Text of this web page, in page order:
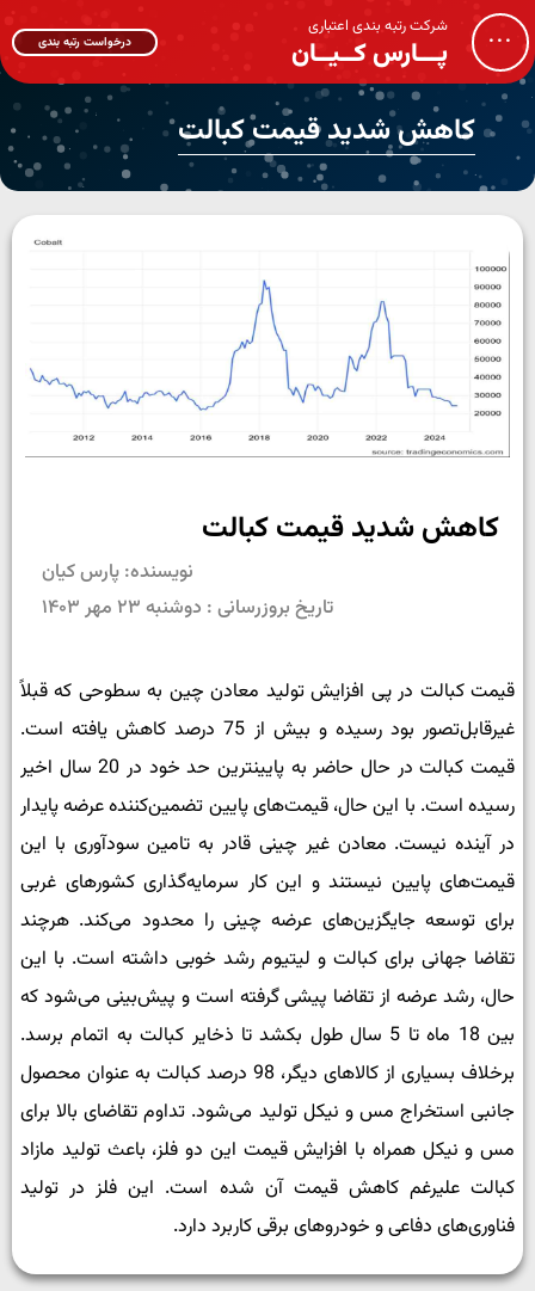
... شرکت رتبه بندی اعتباری
پـــارس کــیــان درخواست رتبه بندی
کاهش شدید قیمت کبالت
کاهش شدید قیمت کبالت
نویسنده: پارس کیان
تاریخ بروزرسانی : دوشنبه ۲۳ مهر ۱۴۰۳
قیمت کبالت در پی افزایش تولید معادن چین به سطوحی که قبلاً
غیرقابل‌تصور بود رسیده و بیش از 75 درصد کاهش یافته است.
قیمت کبالت در حال حاضر به پایین­ترین حد خود در 20 سال اخیر
رسیده است. با این حال، قیمت‌­های پایین تضمین‌­کننده عرضه پایدار
در آینده نیست. معادن غیر چینی قادر به تامین سودآوری با این
قیمت‌های پایین نیستند و این کار سرمایه‌گذاری‌­ کشورهای غربی
برای توسعه جایگزین‌های عرضه چینی را محدود می‌کند. هرچند
تقاضا جهانی برای کبالت و لیتیوم رشد خوبی داشته است. با این
حال، رشد عرضه از تقاضا پیشی گرفته است و پیش‌­بینی می‌شود که
بین 18 ماه تا 5 سال طول بکشد تا ذخایر کبالت به اتمام برسد.
برخلاف بسیاری از کالاهای دیگر، 98 درصد کبالت به عنوان محصول
جانبی استخراج مس و نیکل تولید می­‌شود. تداوم تقاضای بالا برای
مس و نیکل همراه با افزایش قیمت این دو فلز، باعث تولید مازاد
کبالت علیرغم کاهش قیمت آن شده است. این فلز در تولید
فناوری‌های دفاعی و خودروهای برقی کاربرد دارد.